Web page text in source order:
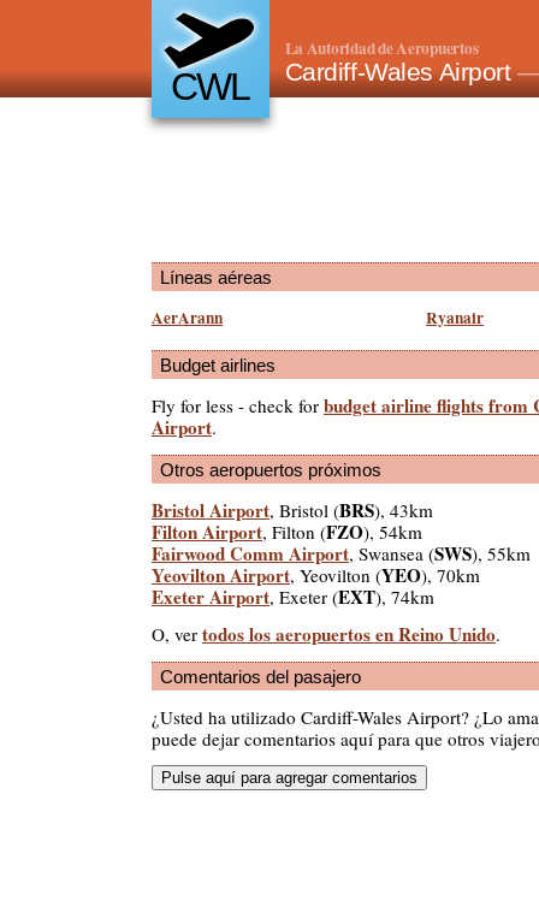
CWL
La Autoridad de Aeropuertos
Cardiff-Wales Airport—
Líneas aéreas
AerArann Ryanair
Budget airlines
Fly for less - check for budget airline flights from
Airport.
Otros aeropuertos próximos
Bristol Airport, Bristol (BRS), 43km
Filton Airport, Filton (FZO), 54km
Fairwood Comm Airport, Swansea (SWS), 55km
Yeovilton Airport, Yeovilton (YEO), 70km
Exeter Airport, Exeter (EXT), 74km
O, ver todos los aeropuertos en Reino Unido.
Comentarios del pasajero
¿Usted ha utilizado Cardiff-Wales Airport? ¿Lo
puede dejar comentarios aquí para que otros